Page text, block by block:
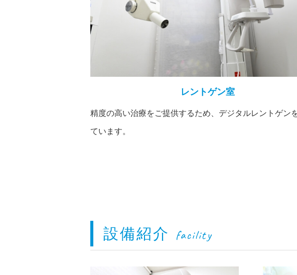
レントゲン室
精度の高い治療をご提供するため、デジタルレントゲン
ています。
設備紹介 facility